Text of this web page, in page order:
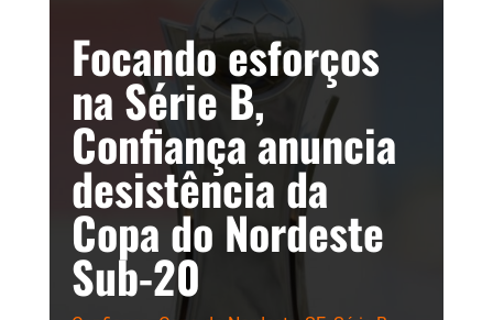
Focando esforços
na Série B,
Confiança anuncia
desistência da
Copa do Nordeste
Sub-20